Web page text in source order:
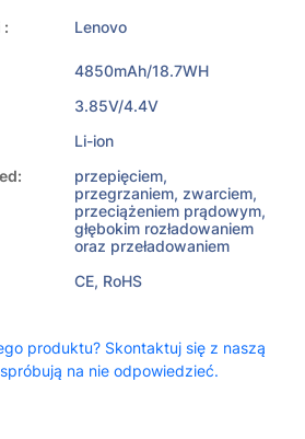
: Lenovo
4850mAh/18.7WH
3.85V/4.4V
Li-ion
przepięciem,
przegrzaniem, zwarciem,
przeciążeniem prądowym,
głębokim rozładowaniem
oraz przeładowaniem
CE, RoHS
produktu? Skontaktuj się z naszą
na nie odpowiedzieć.